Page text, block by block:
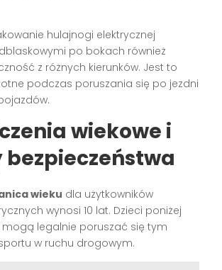
hulajnogi elektrycznej
po bokach również
z różnych kierunków. Jest to
podczas poruszania się po jezdni
wiekowe i
bezpieczeństwa
wieku dla użytkowników
wynosi 10 lat. Dzieci poniżej
mogą legalnie poruszać się tym
w ruchu drogowym.